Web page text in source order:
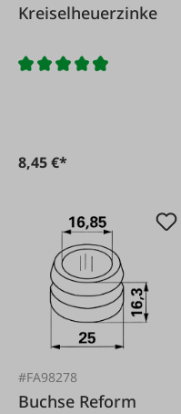
Kreiselheuerzinke
8,45 €*
#FA98278
Buchse Reform